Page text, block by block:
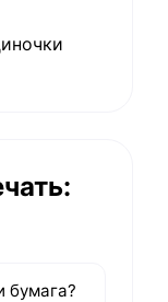
бумага?